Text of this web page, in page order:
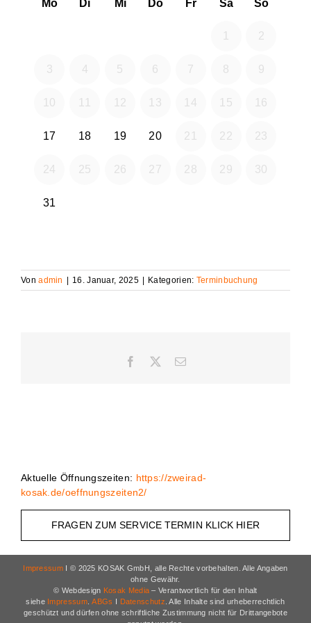
Vonadmin | 16. Januar, 2025 | Kategorien: Terminbuchung
Facebook E-
Aktuelle Öffnungszeiten: https://zweirad-
kosak.de/oeffnungszeiten2/
FRAGEN ZUM SERVICE TERMIN KLICK HIER
Impressum I © 2025 KOSAK GmbH, alle Rechte vorbehalten. Alle Angaben
ohne Gewähr.
© Webdesign Kosak Media – Verantwortlich für den Inhalt
siehe Impressum.ABGs I Datenschutz . Alle Inhalte sind urheberrechtlich
geschützt und dürfen ohne schriftliche Zustimmung nicht für Drittangebote